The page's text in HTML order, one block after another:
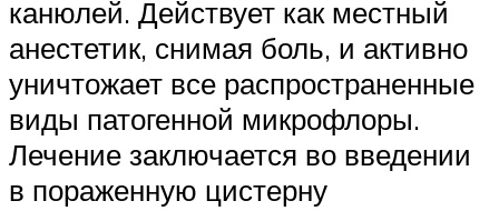
канюлей. Действует как местный
анестетик, снимая боль, и активно
уничтожает все распространенные
виды патогенной микрофлоры.
Лечение заключается во введении
в пораженную цистерну